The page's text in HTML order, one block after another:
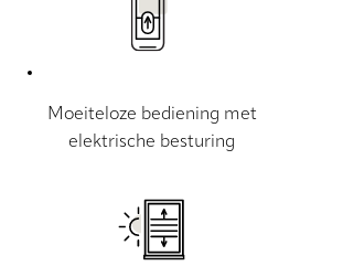
Moeiteloze bediening met
elektrische besturing